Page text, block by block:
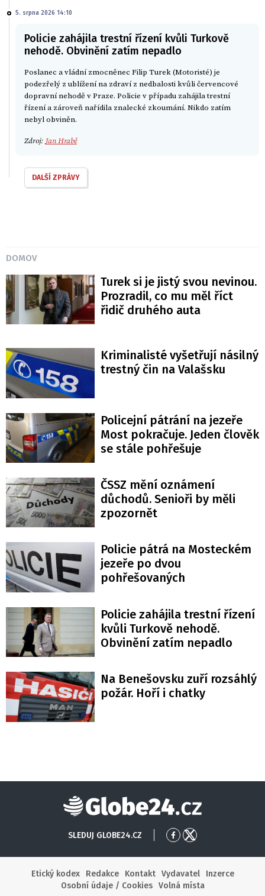
5. srpna 2026 14:10
Policie zahájila trestní řízení kvůli Turkově
nehodě. Obvinění zatím nepadlo
Poslanec a vládní zmocněnec Filip Turek (Motoristé) je
podezřelý z ublížení na zdraví z nedbalosti kvůli červencové
dopravní nehodě v Praze. Policie v případu zahájila trestní
řízení a zároveň nařídila znalecké zkoumání. Nikdo zatím
nebyl obviněn.
Zdroj: Jan Hrabě
DALŠÍ ZPRÁVY
DOMOV
Turek si je jistý svou nevinou.
Prozradil, co mu měl říct
řidič druhého auta
Kriminalisté vyšetřují násilný
trestný čin na Valašsku
Policejní pátrání na jezeře
Most pokračuje. Jeden člověk
se stále pohřešuje
ČSSZ mění oznámení
důchodů. Senioři by měli
zpozornět
Policie pátrá na Mosteckém
jezeře po dvou
pohřešovaných
Policie zahájila trestní řízení
kvůli Turkově nehodě.
Obvinění zatím nepadlo
Na Benešovsku zuří rozsáhlý
požár. Hoří i chatky
Globe24
SLEDUJ GLOBE24.CZ
Přejít
Facebook
Přejít
X
Etický kodex
Redakce Kontakt Vydavatel
Inzerce
Osobní údaje / Cookies
Volná místa